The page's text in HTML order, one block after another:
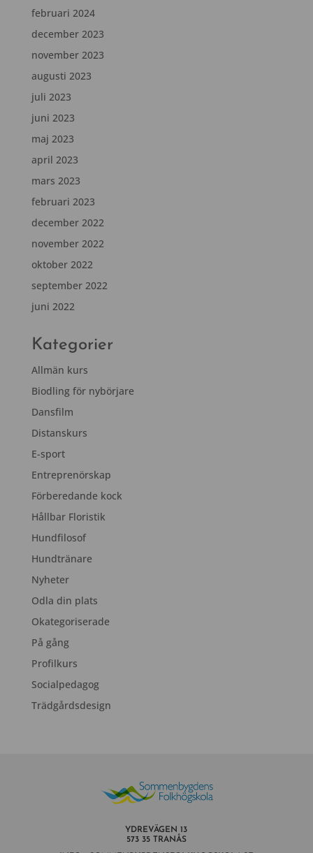
februari 2024
december 2023
november 2023
augusti 2023
juli 2023
juni 2023
maj 2023
april 2023
mars 2023
februari 2023
december 2022
november 2022
oktober 2022
september 2022
juni 2022
Kategorier
Allmän kurs
Biodling för nybörjare
Dansfilm
Distanskurs
E-sport
Entreprenörskap
Förberedande kock
Hållbar Floristik
Hundfilosof
Hundtränare
Nyheter
Odla din plats
Okategoriserade
På gång
Profilkurs
Socialpedagog
Trädgårdsdesign
YDREVÄGEN 13
573 35 TRANÅS